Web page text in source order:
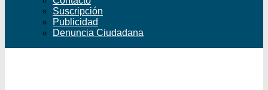
Suscripción
Publicidad
Denuncia Ciudadana